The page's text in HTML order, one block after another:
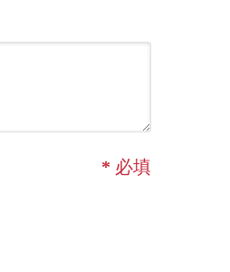
* 必填